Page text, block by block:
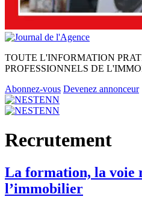
TOUTE L'INFORMATION
PROFESSIONNELS DE
Abonnez-vous Devenez annonceur
Recrutement
La formation, la voie
l’immobilier